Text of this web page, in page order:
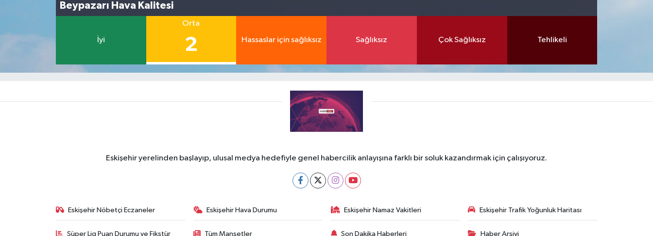
Beypazarı Hava Kalitesi
İyi
Orta
2 Hassaslar için sağlıksız Sağlıksız Çok Sağlıksız Tehlikeli
Eskişehir yerelinden başlayıp, ulusal medya hedefiyle genel habercilik anlayışına farklı bir soluk kazandırmak için çalışıyoruz.
Eskişehir Nöbetçi Eczaneler Eskişehir Hava Durumu Eskişehir Namaz Vakitleri Eskişehir Trafik Yoğunluk Haritası
Süper Lig Puan Durumu ve Fikstür Tüm Manşetler Son Dakika Haberleri Haber Arşivi